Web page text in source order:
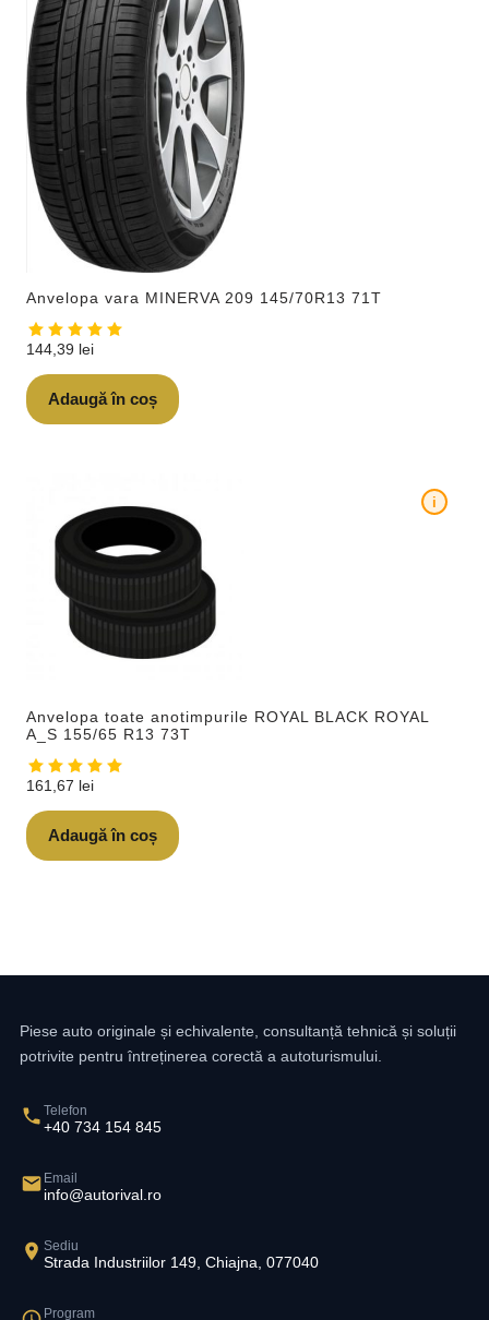
Anvelopa vara MINERVA 209 145/70R13 71T
144,39 lei
Adaugă în coș
Anvelopa toate anotimpurile ROYAL BLACK ROYAL
A_S 155/65 R13 73T
i
161,67 lei
Adaugă în coș
Piese auto originale și echivalente, consultanță tehnică și soluții
potrivite pentru întreținerea corectă a autoturismului.
Telefon
+40 734 154 845
Email
info@autorival.ro
Sediu
Strada Industriilor 149, Chiajna, 077040
Program